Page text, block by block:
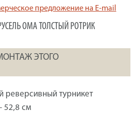
предложение на E-mail
ОМА ТОЛСТЫЙ РОТРИК
ЭТОГО
реверсивный турникет
52,8 см